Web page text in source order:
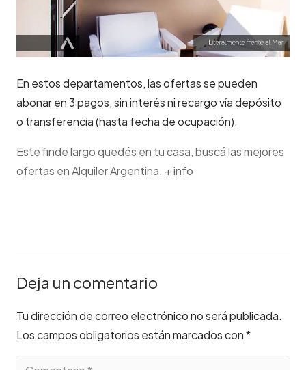
En estos departamentos, las ofertas se pueden
abonar en 3 pagos, sin interés ni recargo vía depósito
o transferencia (hasta fecha de ocupación).
Este finde largo quedés en tu casa, buscá las mejores
ofertas en Alquiler Argentina. + info
Deja un comentario
Tu dirección de correo electrónico no será publicada.
Los campos obligatorios están marcados con*